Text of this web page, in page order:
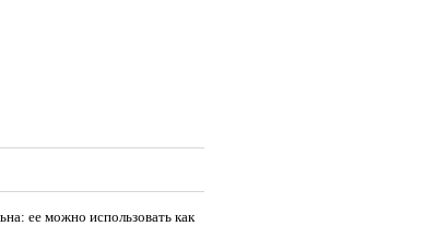
ее можно использовать как